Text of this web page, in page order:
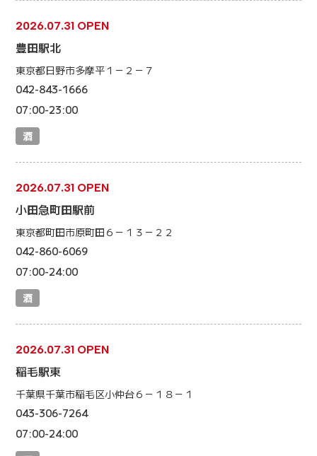
2026.07.31 OPEN
豊田駅北
東京都日野市多摩平１－２－７
042-843-1666
07:00-23:00
酒
2026.07.31 OPEN
小田急町田駅前
東京都町田市原町田６－１３－２２
042-860-6069
07:00-24:00
酒
2026.07.31 OPEN
稲毛駅東
千葉県千葉市稲毛区小仲台６－１８－１
043-306-7264
07:00-24:00